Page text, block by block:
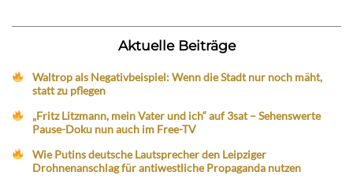
Aktuelle Beiträge
Waltrop als Negativbeispiel: Wenn die Stadt nur noch mäht,
statt zu pflegen
„Fritz Litzmann, mein Vater und ich“ auf 3sat – Sehenswerte
Pause-Doku nun auch im Free-TV
Wie Putins deutsche Lautsprecher den Leipziger
Drohnenanschlag für antiwestliche Propaganda nutzen